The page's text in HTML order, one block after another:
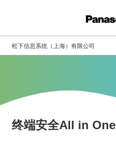
松下信息系统（上海）有限公司
终端安全All in One